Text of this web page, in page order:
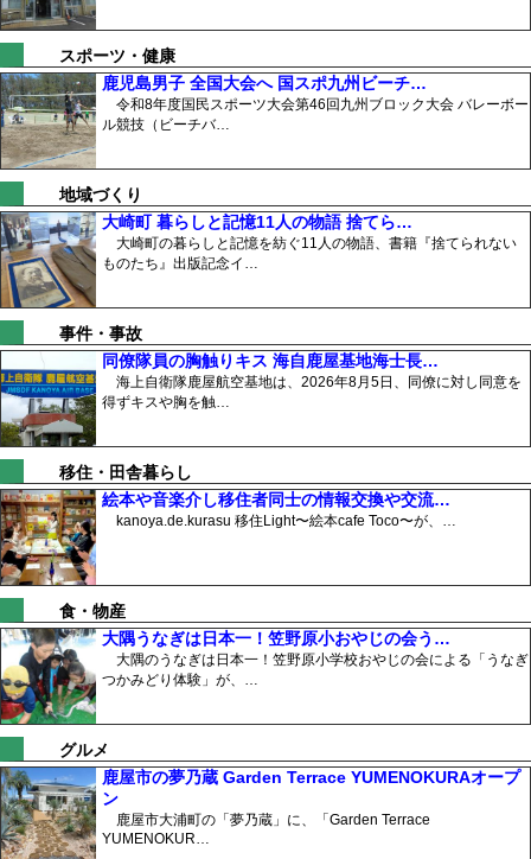
スポーツ・健康
鹿児島男子 全国大会へ 国スポ九州ビーチ…
令和8年度国民スポーツ大会第46回九州ブロック大会 バレーボー
ル競技（ビーチバ…
地域づくり
大崎町 暮らしと記憶11人の物語 捨てら…
大崎町の暮らしと記憶を紡ぐ11人の物語、書籍『捨てられない
ものたち』出版記念イ…
事件・事故
同僚隊員の胸触りキス 海自鹿屋基地海士長…
海上自衛隊鹿屋航空基地は、2026年8月5日、同僚に対し同意を
得ずキスや胸を触…
移住・田舎暮らし
絵本や音楽介し移住者同士の情報交換や交流…
kanoya.de.kurasu 移住Light〜絵本cafe Toco〜が、…
食・物産
大隅うなぎは日本一！笠野原小おやじの会う…
大隅のうなぎは日本一！笠野原小学校おやじの会による「うなぎ
つかみどり体験」が、…
グルメ
鹿屋市の夢乃蔵 Garden Terrace YUMENOKURAオープ
ン
鹿屋市大浦町の「夢乃蔵」に、「Garden Terrace
YUMENOKUR…